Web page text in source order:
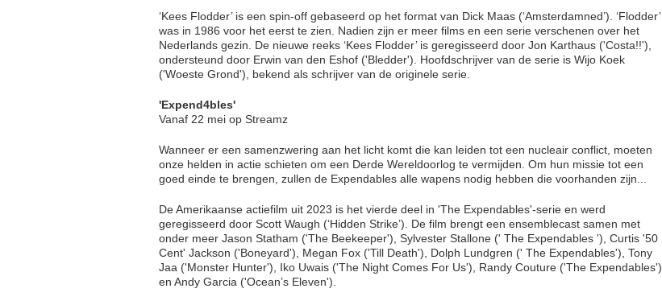
‘Kees Flodder’ is een spin-off gebaseerd op het format van Dick Maas (‘Amsterdamned’). ‘Flodder’
was in 1986 voor het eerst te zien. Nadien zijn er meer films en een serie verschenen over het
Nederlands gezin. De nieuwe reeks ‘Kees Flodder’ is geregisseerd door Jon Karthaus ('Costa!!'),
ondersteund door Erwin van den Eshof ('Bledder'). Hoofdschrijver van de serie is Wijo Koek
('Woeste Grond'), bekend als schrijver van de originele serie.
'Expend4bles'
Vanaf 22 mei op Streamz
Wanneer er een samenzwering aan het licht komt die kan leiden tot een nucleair conflict, moeten
onze helden in actie schieten om een Derde Wereldoorlog te vermijden. Om hun missie tot een
goed einde te brengen, zullen de Expendables alle wapens nodig hebben die voorhanden zijn...
De Amerikaanse actiefilm uit 2023 is het vierde deel in 'The Expendables'-serie en werd
geregisseerd door Scott Waugh (‘Hidden Strike’). De film brengt een ensemblecast samen met
onder meer Jason Statham ('The Beekeeper'), Sylvester Stallone (' The Expendables '), Curtis '50
Cent' Jackson ('Boneyard'), Megan Fox ('Till Death'), Dolph Lundgren (' The Expendables'), Tony
Jaa ('Monster Hunter'), Iko Uwais ('The Night Comes For Us'), Randy Couture ('The Expendables')
en Andy Garcia ('Ocean’s Eleven').